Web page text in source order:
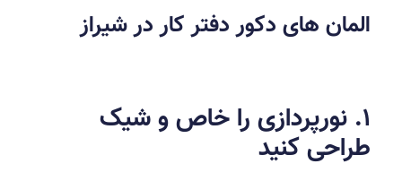
المان های دکور دفتر کار در شیراز
۱. نورپردازی را خاص و شیک
طراحی کنید